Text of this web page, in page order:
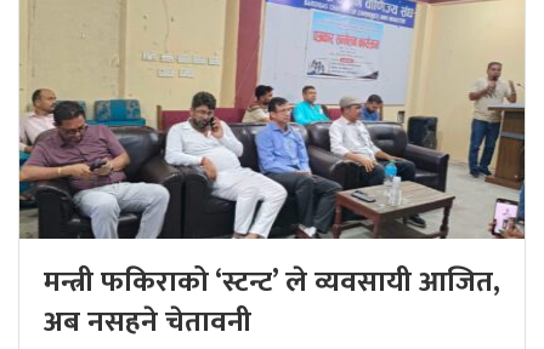
मन्त्री फकिराको ‘स्टन्ट’ ले व्यवसायी आजित,
अब नसहने चेतावनी